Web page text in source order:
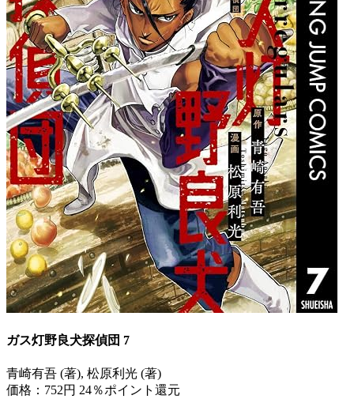
ガス灯野良犬探偵団 7
青崎有吾 (著), 松原利光 (著)
価格：752円 24％ポイント還元